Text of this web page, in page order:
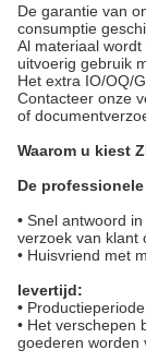
De garantie van
consumptie
Al materiaal
uitvoerig gebruik
Het extra IO/OQ/
Contacteer onze
of
Waarom u kiest
De
• Snel antwoord
verzoek van klant
• Huisvriend met
levertijd:
•
• Het verschepen
goederen worden